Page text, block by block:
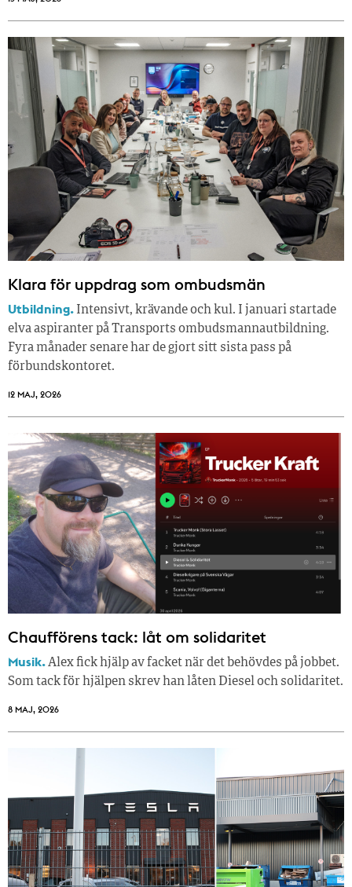
Klara för uppdrag som ombudsmän
Utbildning. Intensivt, krävande och kul. I januari startade
elva aspiranter på Transports ombudsmannautbildning.
Fyra månader senare har de gjort sitt sista pass på
förbundskontoret.
12 MAJ, 2026
Chaufförens tack: låt om solidaritet
Musik.Alex fick hjälp av facket när det behövdes på jobbet.
Som tack för hjälpen skrev han låten Diesel och solidaritet.
8 MAJ, 2026